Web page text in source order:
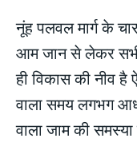
नूंह पलवल मार्ग के
आम जान से लेकर
ही विकास की नीव है
वाला समय लगभग
वाला जाम की